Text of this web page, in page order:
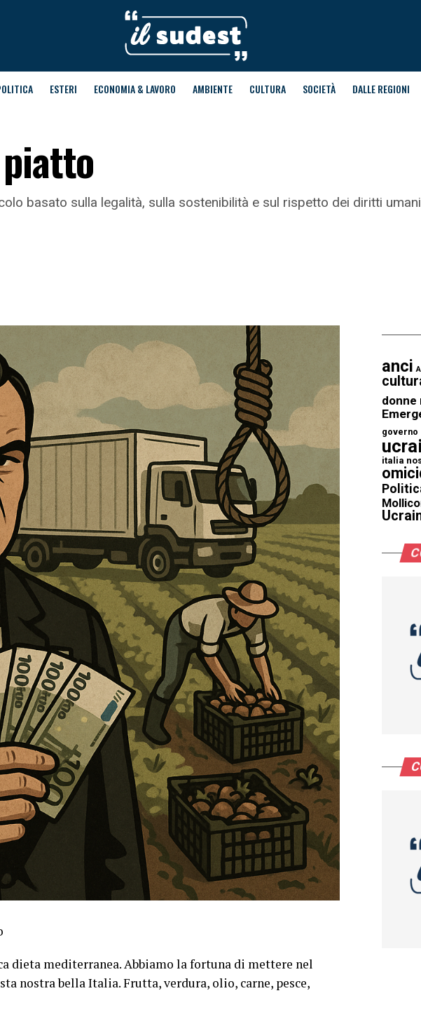
ESTERI ECONOMIA & LAVORO AMBIENTE CULTURA SOCIETÀ DALLE REGIONI
basato sulla legalità, sulla sostenibilità e sul rispetto dei diritti
dieta mediterranea. Abbiamo la fortuna di mettere nel
nostra bella Italia. Frutta, verdura, olio, carne, pesce,
anci
donne
governo
italia